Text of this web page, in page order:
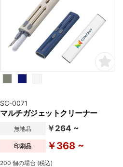
SC-0071
マルチガジェットクリーナー
無地品 ￥264 ~
印刷品 ￥368 ~
200 個の場合 (税込)